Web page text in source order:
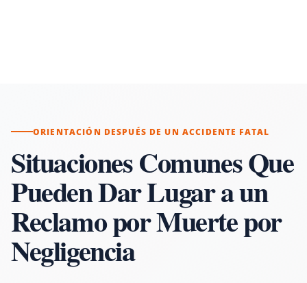
ORIENTACIÓN DESPUÉS DE UN ACCIDENTE FATAL
Situaciones Comunes Que
Pueden Dar Lugar a un
Reclamo por Muerte por
Negligencia